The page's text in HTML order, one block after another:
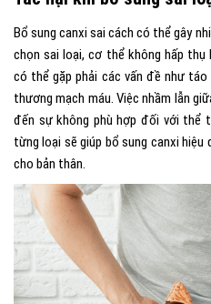
Bổ sung canxi sai cách có thể gây
chọn sai loại, cơ thể không hấp thụ
có thể gặp phải các vấn đề như
thương mạch máu. Việc nhầm lẫn
đến sự không phù hợp đối với thể
từng loại sẽ giúp bổ sung canxi hiệu
cho bản thân.